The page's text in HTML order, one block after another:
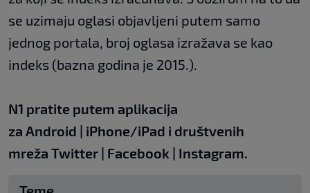
se uzimaju oglasi objavljeni putem samo
jednog portala, broj oglasa izražava se kao
indeks (bazna godina je 2015.).
N1 pratite putem aplikacija
za Android | iPhone/iPad i društvenih
mreža Twitter | Facebook | Instagram.